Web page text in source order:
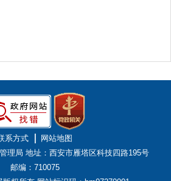
系方式
网站地图
理局 地址：西安市雁塔区科技四路195号
邮编：710075